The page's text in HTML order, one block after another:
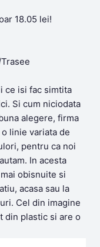
18.05 lei!
ce isi fac simtita
Si cum niciodata
alegere, firma
linie variata de
pentru ca noi
In acesta
obisnuite si
acasa sau la
Cel din imagine
din plastic si are o